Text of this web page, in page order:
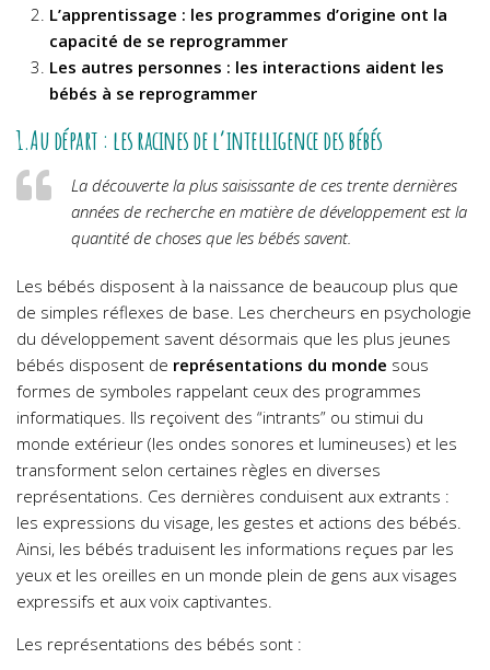
L’apprentissage : les programmes d’origine ont la
capacité de se reprogrammer
Les autres personnes : les interactions aident les
bébés à se reprogrammer
1.Au départ : les racines de l’intelligence des bébés
La découverte la plus saisissante de ces trente dernières
années de recherche en matière de développement est la
quantité de choses que les bébés savent.
Les bébés disposent à la naissance de beaucoup plus que
de simples réflexes de base. Les chercheurs en psychologie
du développement savent désormais que les plus jeunes
bébés disposent de représentations du monde sous
formes de symboles rappelant ceux des programmes
informatiques. Ils reçoivent des “intrants” ou stimui du
monde extérieur (les ondes sonores et lumineuses) et les
transforment selon certaines règles en diverses
représentations. Ces dernières conduisent aux extrants :
les expressions du visage, les gestes et actions des bébés.
Ainsi, les bébés traduisent les informations reçues par les
yeux et les oreilles en un monde plein de gens aux visages
expressifs et aux voix captivantes.
Les représentations des bébés sont :